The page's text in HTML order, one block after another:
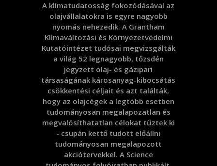
A klímatudatosság fokozódásával az
olajvállalatokra is egyre nagyobb
nyomás nehezedik. A Grantham
Klímaváltozási és Környezetvédelmi
Kutatóintézet tudósai megvizsgálták
a világ 52 legnagyobb, tőzsdén
jegyzett olaj- és gázipari
társaságának károsanyag-kibocsátás
csökkentési céljait és azt találták,
hogy az olajcégek a legtöbb esetben
tudományosan megalapozatlan és
megvalósíthatatlan célokat tűztek ki
- csupán kettő tudott előállni
tudományosan megalapozott
akciótervekkel. A Science